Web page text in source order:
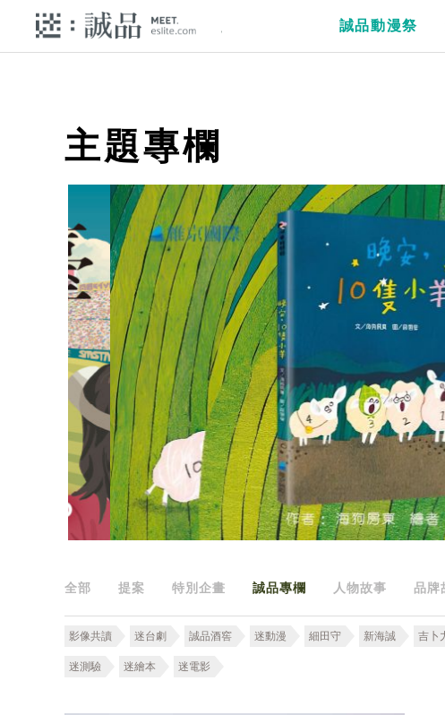
誠品動漫祭
主題專欄
全部 提案 特別企畫 誠品專欄 人物故事 品牌
影像共讀 迷台劇 誠品酒窖 迷動漫 細田守 新海誠 吉卜
迷測驗 迷繪本 迷電影